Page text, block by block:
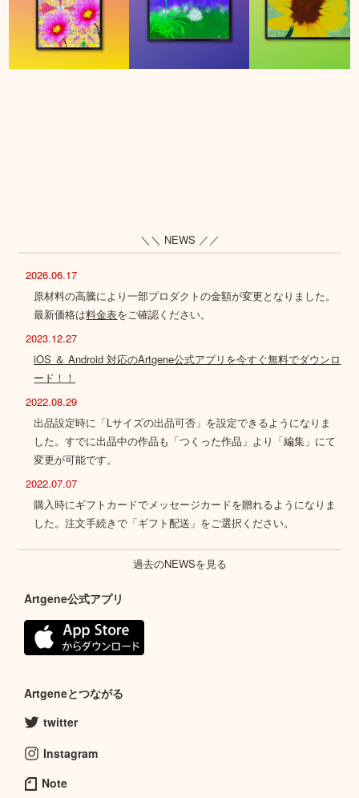
＼＼ NEWS ／／
2026.06.17
原材料の高騰により一部プロダクトの金額が変更となりました。
最新価格は料金表をご確認ください。
2023.12.27
iOS ＆ Android 対応のArtgene公式アプリを今すぐ無料でダウンロ
ード！！
2022.08.29
出品設定時に「Lサイズの出品可否」を設定できるようになりま
した。すでに出品中の作品も「つくった作品」より「編集」にて
変更が可能です。
2022.07.07
購入時にギフトカードでメッセージカードを贈れるようになりま
した。注文手続きで「ギフト配送」をご選択ください。
過去のNEWSを見る
Artgene公式アプリ
Artgeneとつながる
twitter
Instagram
Note